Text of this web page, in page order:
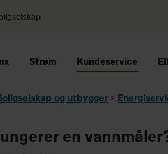
Strøm Kundeservice
og utbygger
en